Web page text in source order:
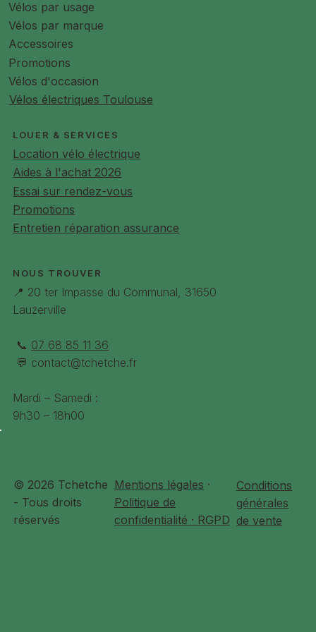
Vélos par usage
Vélos par marque
Accessoires
Promotions
Vélos d'occasion
Vélos électriques Toulouse
LOUER & SERVICES
Location vélo électrique
Aides à l'achat 2026
Essai sur rendez-vous
Promotions
Entretien réparation assurance
NOUS TROUVER
📍 20 ter Impasse du Communal, 31650
Lauzerville
📞 07 68 85 11 36
💬 contact@tchetche.fr
Mardi – Samedi :
9h30 – 18h00
© 2026 Tchetche
- Tous droits
réservés
Mentions légales ·
Politique de
confidentialité · RGPD
Conditions
générales
de vente